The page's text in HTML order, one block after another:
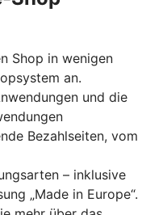
Shop in wenigen
an.
und die
Bezahlseiten, vom
– inklusive
„Made in Europe“.